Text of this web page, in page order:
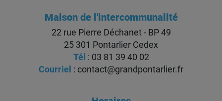
Maison de l'intercommunalité
22 rue Pierre Déchanet - BP 49
25 301 Pontarlier Cedex
Tél : 03 81 39 40 02
Courriel : contact@grandpontarlier.fr